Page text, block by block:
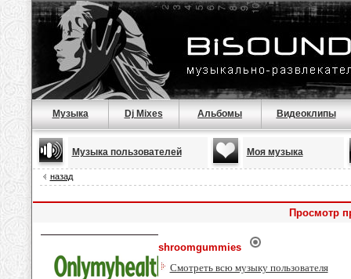
Музыка Dj Mixes Альбомы Видеоклипы
Музыка пользователей Моя музыка
назад
Просмотр
shroomgummies
Смотреть всю музыку пользователя